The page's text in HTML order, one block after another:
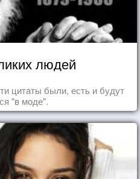
людей
цитаты были, есть и будут
"в моде".